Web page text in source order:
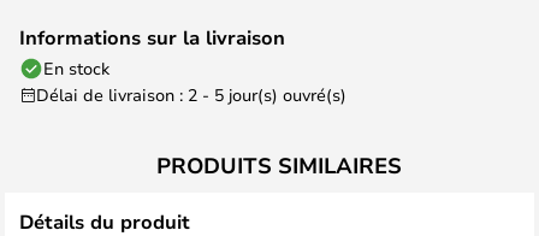
Informations sur la livraison
En stock
Délai de livraison : 2 - 5 jour(s) ouvré(s)
PRODUITS SIMILAIRES
Détails du produit